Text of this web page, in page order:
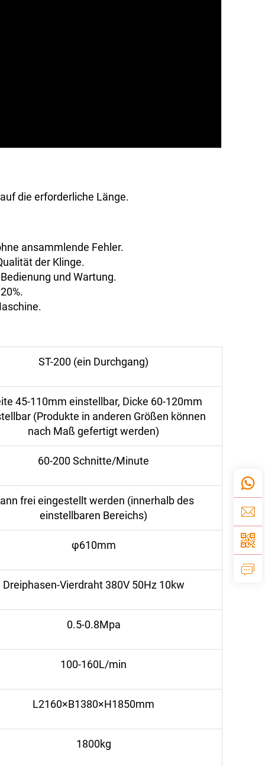
die erforderliche Länge.
ansammlende Fehler.
der Klinge.
und Wartung.
ST-200 (ein Durchgang)
45-110mm einstellbar, Dicke 60-120mm
(Produkte in anderen Größen können
nach Maß gefertigt werden)
60-200 Schnitte/Minute
frei eingestellt werden (innerhalb des
einstellbaren Bereichs)
φ610mm
Dreiphasen-Vierdraht 380V 50Hz 10kw
0.5-0.8Mpa
100-160L/min
L2160×B1380×H1850mm
1800kg